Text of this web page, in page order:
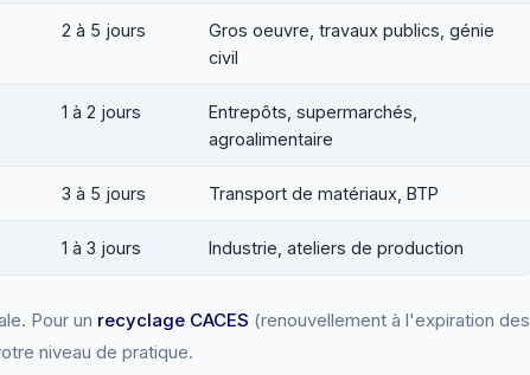
2 à 5 jours
Gros oeuvre, travaux publics, génie
civil
1 à 2 jours
Entrepôts, supermarchés,
agroalimentaire
3 à 5 jours Transport de matériaux, BTP
1 à 3 jours Industrie, ateliers de production
Pour un recyclage CACES (renouvellement à l'expiration des
niveau de pratique.